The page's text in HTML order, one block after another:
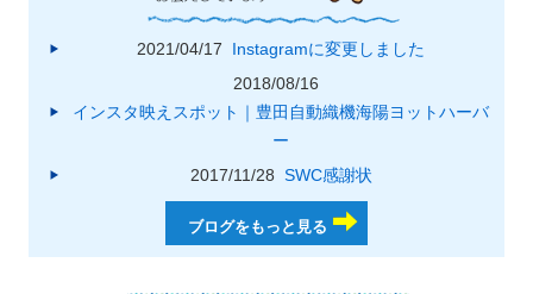
2021/04/17
Instagramに変更しました
2018/08/16
インスタ映えスポット｜豊田自動織機海陽ヨットハーバ
ー
2017/11/28 SWC感謝状
ブログをもっと見る